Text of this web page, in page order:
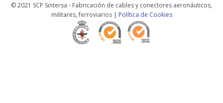
© 2021 SCP Sintersa - Fabricación de cables y conectores aeronáuticos,
militares, ferroviarios | Política de Cookies